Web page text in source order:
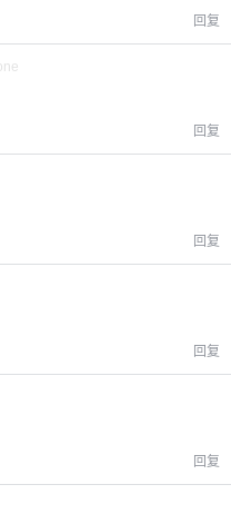
回复
回复
回复
回复
回复